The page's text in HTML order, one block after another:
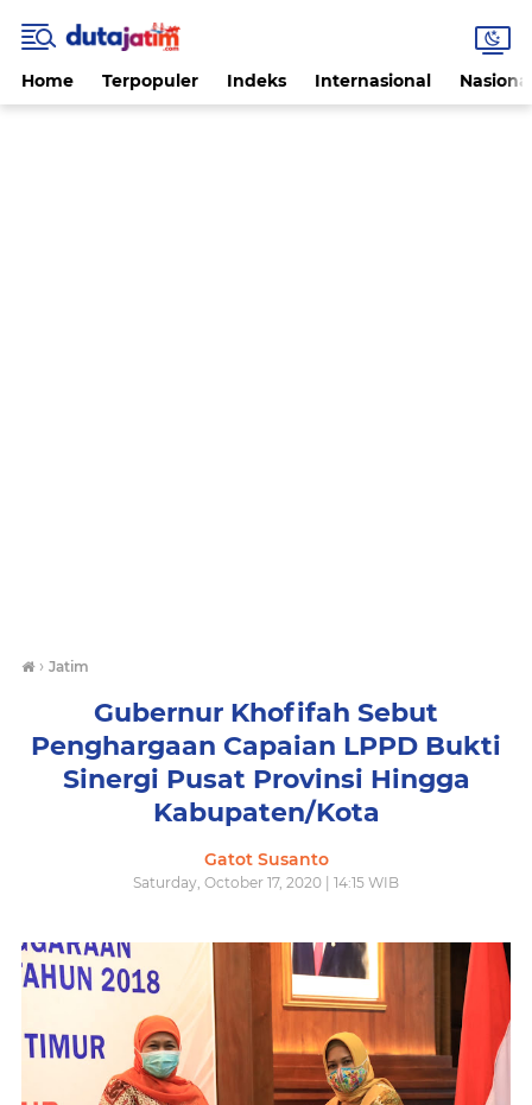
Home Terpopuler Indeks Internasional
› Jatim
Gubernur Khofifah Sebut
Penghargaan Capaian LPPD Bukti
Sinergi Pusat Provinsi Hingga
Kabupaten/Kota
Gatot Susanto
Saturday, October 17, 2020 | 14:15 WIB